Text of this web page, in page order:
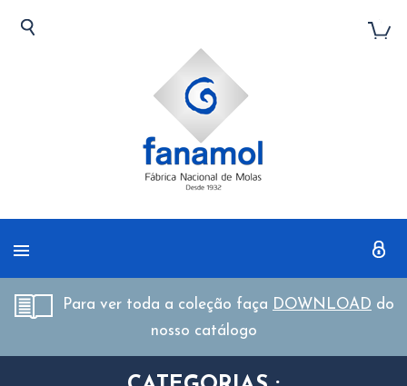
Para ver toda a coleção faça DOWNLOAD do
nosso catálogo